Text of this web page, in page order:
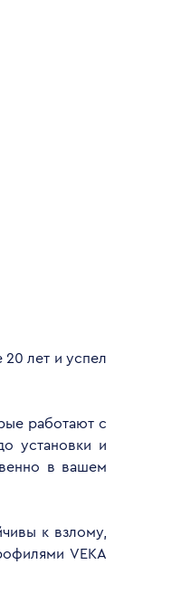
лет и успел
работают с
установки и
в вашем
к взлому,
VEKA